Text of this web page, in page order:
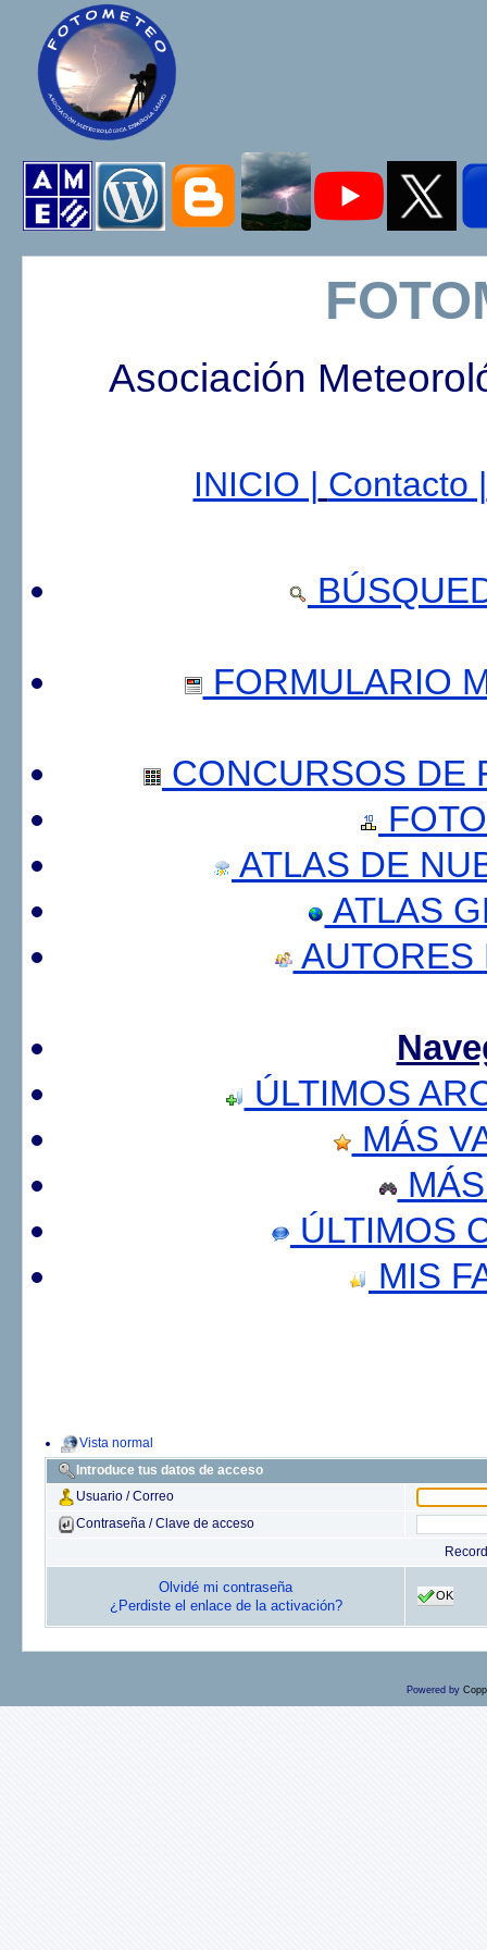
Asociación
INICIO | Contacto |
FORMULARIO
CONCURSOS DE
ATLAS DE
ATLAS
AUTORES
ÚLTIMOS
MÁS
ÚLTIMOS
MIS
Vista normal
Introduce tus datos de acceso
Usuario / Correo
Contraseña / Clave de acceso
Olvidé mi contraseña
¿Perdiste el enlace de la activación?
OK
Powered by